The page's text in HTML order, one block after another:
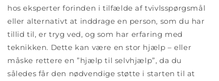
hos eksperter forinden i tilfælde af tvivlsspørgsmål
eller alternativt at inddrage en person, som du har
tillid til, er tryg ved, og som har erfaring med
teknikken. Dette kan være en stor hjælp – eller
måske rettere en ”hjælp til selvhjælp”, da du
således får den nødvendige støtte i starten til at